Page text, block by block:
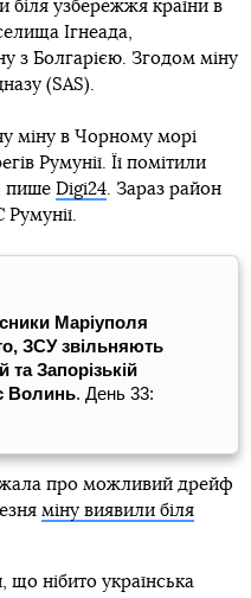
біля узбережжя країни в
Ігнеада,
з Болгарією. Згодом міну
(SAS).
міну в Чорному морі
Румунії. Її помітили
пише Digi24. Зараз район
Маріуполя
ЗСУ звільняють
та Запорізькій
Волинь. День 33:
про можливий дрейф
міну виявили біля
нібито українська